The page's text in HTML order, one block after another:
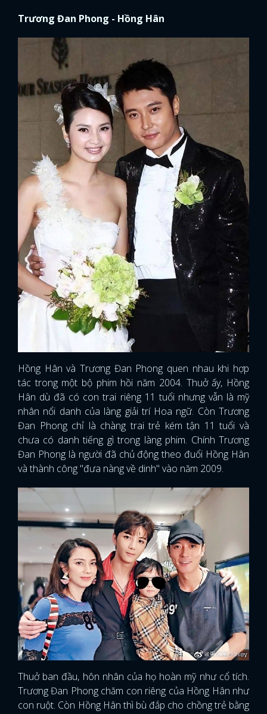
x
ĐĂNG NHẬP
Trương Đan Phong - Hồng Hân
Hồng Hân và Trương Đan Phong quen nhau khi hợp
tác trong một bộ phim hồi năm 2004. Thuở ấy, Hồng
Hân dù đã có con trai riêng 11 tuổi nhưng vẫn là mỹ
nhân nổi danh của làng giải trí Hoa ngữ. Còn Trương
Đan Phong chỉ là chàng trai trẻ kém tận 11 tuổi và
chưa có danh tiếng gì trong làng phim. Chính Trương
Đan Phong là người đã chủ động theo đuổi Hồng Hân
và thành công "đưa nàng về dinh" vào năm 2009.
Thuở ban đầu, hôn nhân của họ hoàn mỹ như cổ tích.
Trương Đan Phong chăm con riêng của Hồng Hân như
con ruột. Còn Hồng Hân thì bù đắp cho chồng trẻ bằng